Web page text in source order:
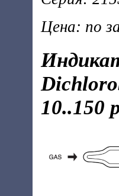
Цена: по
10..150